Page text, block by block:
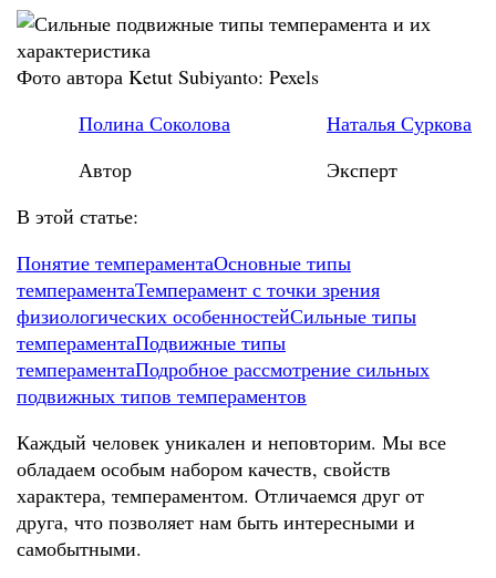
Фото автора Ketut Subiyanto: Pexels
Полина Соколова
Автор
Наталья Суркова
Эксперт
В этой статье:
Понятие темпераментаОсновные типы
темпераментаТемперамент с точки зрения
физиологических особенностейСильные типы
темпераментаПодвижные типы
темпераментаПодробное рассмотрение сильных
подвижных типов темпераментов
Каждый человек уникален и неповторим. Мы все
обладаем особым набором качеств, свойств
характера, темпераментом. Отличаемся друг от
друга, что позволяет нам быть интересными и
самобытными.